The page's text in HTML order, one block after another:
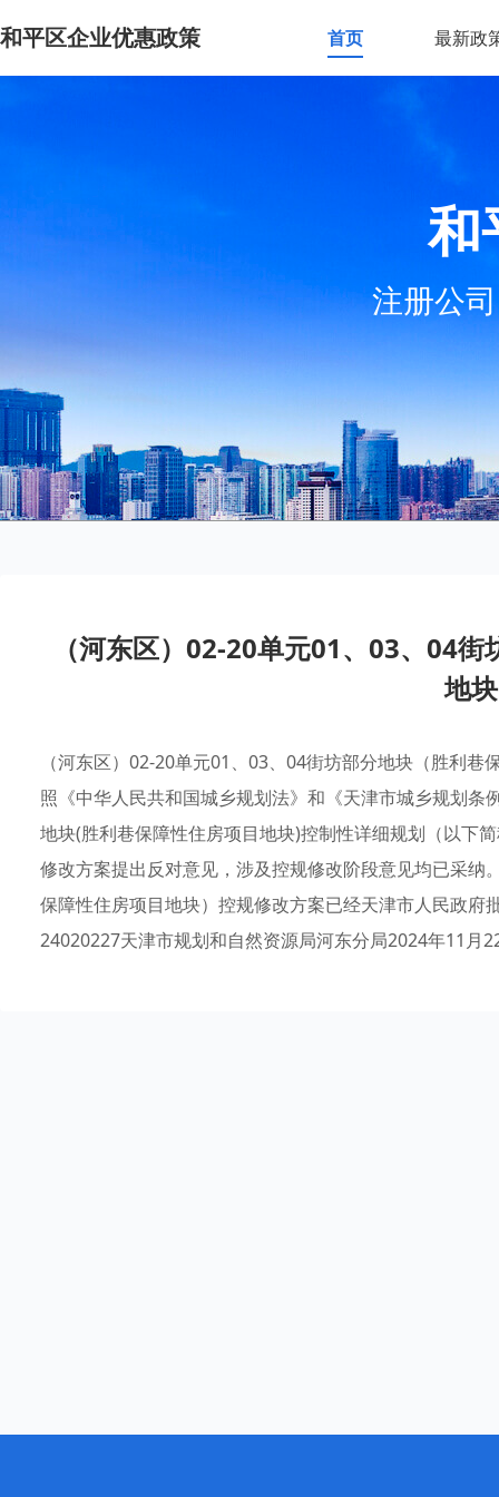
和平区企业优惠政策 首页 最新政
和
注册公
（河东区）02-20单元01、03、04
地
（河东区）02-20单元01、03、04街坊部分地块（胜利
照《中华人民共和国城乡规划法》和《天津市城乡规划
地块(胜利巷保障性住房项目地块)控制性详细规划（以下
修改方案提出反对意见，涉及控规修改阶段意见均已采
保障性住房项目地块）控规修改方案已经天津市人民政
24020227天津市规划和自然资源局河东分局2024年11月